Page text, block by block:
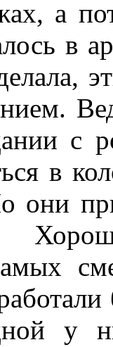
а
в
с
в
они
у